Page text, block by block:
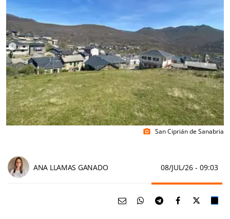
photo_camera San Ciprián de Sanabria
ANA LLAMAS GANADO 08/JUL/26 - 09:03